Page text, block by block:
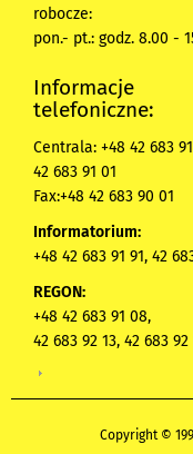
robocze:
pon.- pt.: godz. 8.00 -
Informacje
telefoniczne:
Centrala: +48 42 683
42 683 91 01
Fax:+48 42 683 90 01
Informatorium:
+48 42 683 91 91, 42
REGON:
+48 42 683 91 08,
42 683 92 13, 42 683 92
Copyright ©